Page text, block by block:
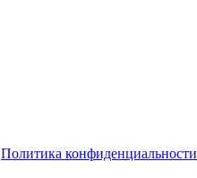
Политика конфиденциальности